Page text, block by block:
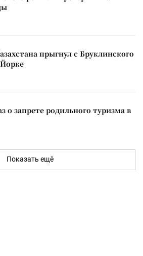
прыгнул с Бруклинского
о запрете родильного туризма в
Показать ещё